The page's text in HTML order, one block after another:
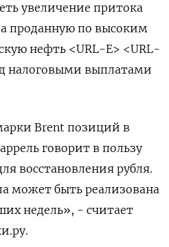
увеличение притока
проданную по высоким
нефть <URL-E> <URL-
налоговыми выплатами
Brent позиций в
говорит в пользу
восстановления рубля.
может быть реализована
недель», - считает